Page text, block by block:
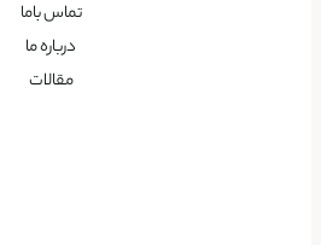
تماس باما
درباره ما
مقالات